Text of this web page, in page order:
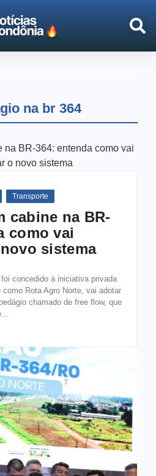
na br 364
Transporte
cabine na BR-
como vai
sistema
concedido à iniciativa privada
Rota Agro Norte, vai adotar
chamado de free flow, que